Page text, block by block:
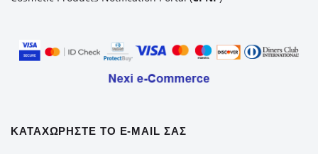
ΚΑΤΑΧΩΡΉΣΤΕ ΤΟ E-MAIL ΣΑΣ